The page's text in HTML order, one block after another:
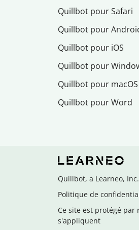
Quillbot pour Safari
Quillbot pour
Quillbot pour iOS
Quillbot pour
Quillbot pour macOS
Quillbot pour Word
Quillbot, a Learneo,
Politique de
Ce site est protégé
s'appliquent